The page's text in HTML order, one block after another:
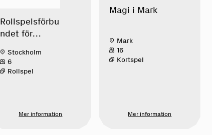
Rollspelsförbu
ndet för
Stockholm
6
Rollspel
Mer information
Magi i Mark
Mark
16
Kortspel
Mer information